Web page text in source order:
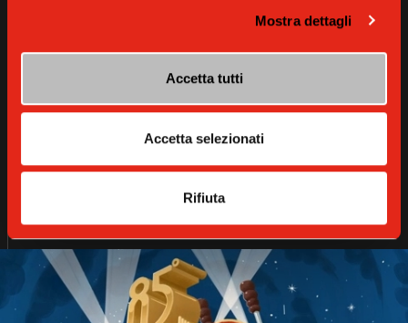
Mostra dettagli
Accetta tutti
Accetta selezionati
Rifiuta
permea ogni aspetto del nostro lavoro.
Cresciamo e innoviamo, tenendo i piedi ben saldi a terra,
nella storia, le nostre radici.
Una storia che non è soltanto la nostra, ma è quella di chi ha
in Italy” che continua a evolversi per accompagnare gli
home baristi del presente e del futuro.